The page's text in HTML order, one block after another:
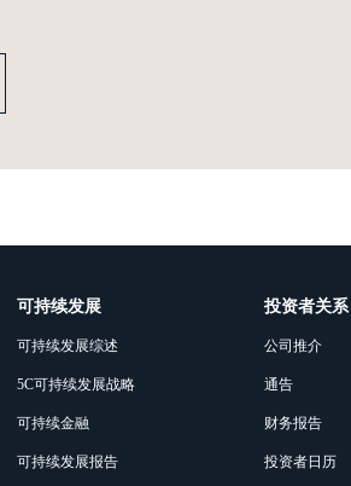
可持续发展
可持续发展综述
5C可持续发展战略
可持续金融
可持续发展报告
投资者关系
公司推介
通告
财务报告
投资者日历